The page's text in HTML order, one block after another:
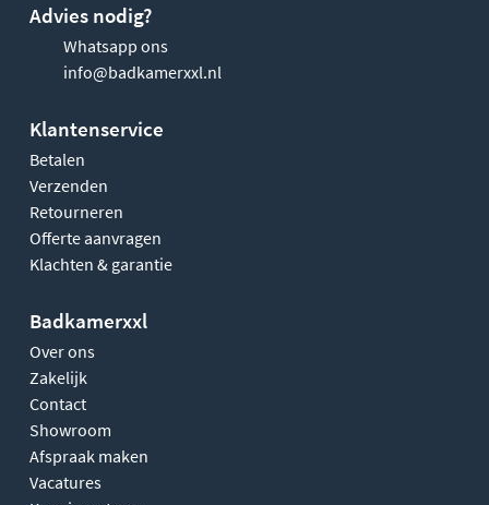
Advies nodig?
Whatsapp ons
info@badkamerxxl.nl
Klantenservice
Betalen
Verzenden
Retourneren
Offerte aanvragen
Klachten & garantie
Badkamerxxl
Over ons
Zakelijk
Contact
Showroom
Afspraak maken
Vacatures